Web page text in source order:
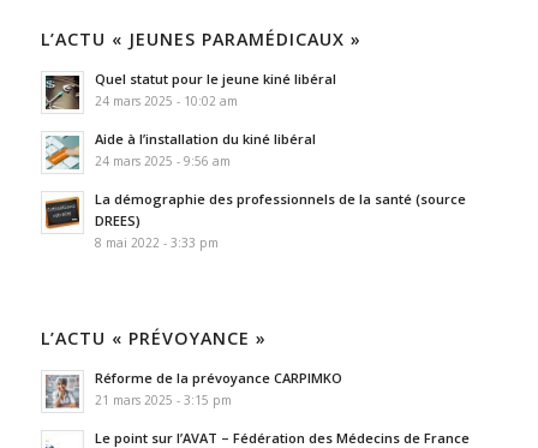
L’ACTU « JEUNES PARAMÉDICAUX »
Quel statut pour le jeune kiné libéral
24 mars 2025 - 10:02 am
Aide à l’installation du kiné libéral
24 mars 2025 - 9:56 am
La démographie des professionnels de la santé (source
DREES)
8 mai 2022 - 3:33 pm
L’ACTU « PRÉVOYANCE »
Réforme de la prévoyance CARPIMKO
21 mars 2025 - 3:15 pm
Le point sur l’AVAT – Fédération des Médecins de France